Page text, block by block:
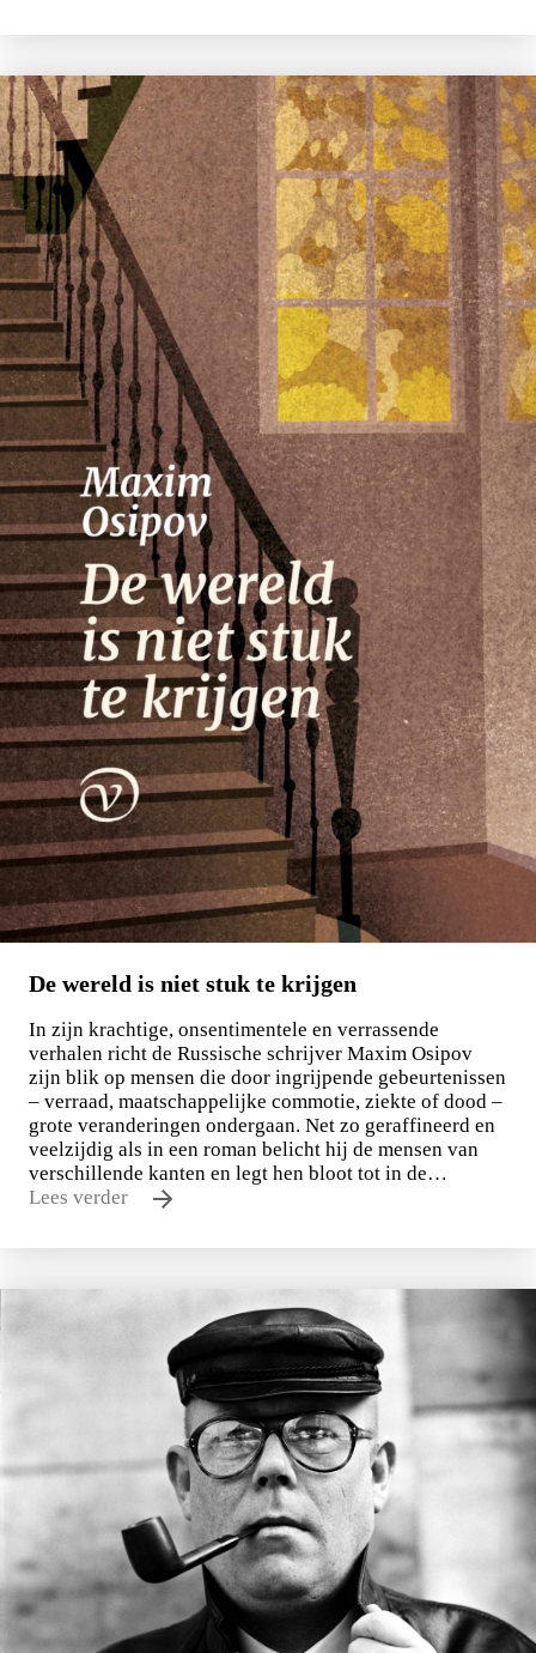
Nico Dros
Willem die Madoc maakte
€29,00
LEES MEER
De wereld is niet stuk te krijgen
In zijn krachtige, onsentimentele en verrassende
verhalen richt de Russische schrijver Maxim Osipov
zijn blik op mensen die door ingrijpende gebeurtenissen
– verraad, maatschappelijke commotie, ziekte of dood –
grote veranderingen ondergaan. Net zo geraffineerd en
veelzijdig als in een roman belicht hij de mensen van
verschillende kanten en legt hen bloot tot in de…
Lees verder